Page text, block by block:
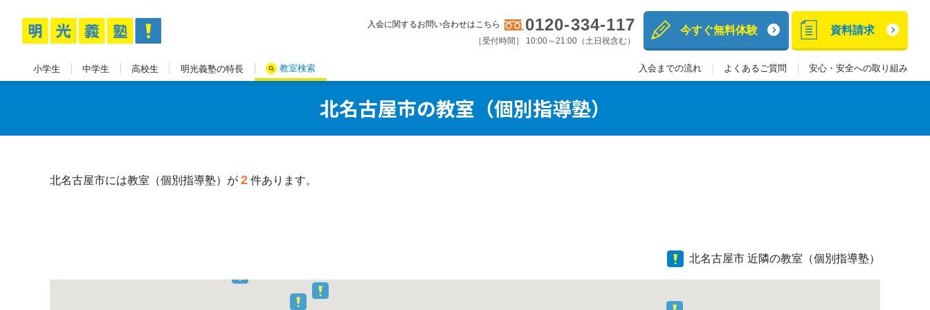
今すぐ無料体験 資料請求
入会に関するお問い合わせはこちら 0120-334-117
［受付時間］ 10:00～21:00（土日祝含む）
高校生
中学生
小学生 明光義塾の特長 教室検索 入会までの流れ よくあるご質問 安心・安全への取り組み
北名古屋市の教室（個別指導塾）
北名古屋市には教室（個別指導塾）が 2件あります。
北名古屋市 近隣の教室（個別指導塾）